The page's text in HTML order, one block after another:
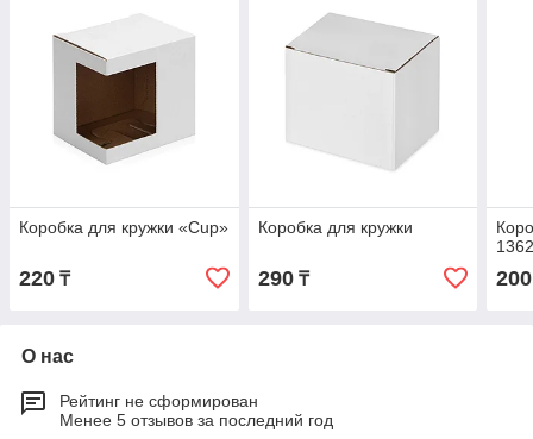
Коробка для кружки «Cup»
220 ₸
Коробка для кружки
290₸ 200
О нас
Рейтинг не сформирован
Менее 5 отзывов за последний год